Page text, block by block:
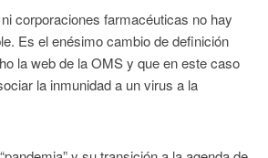
corporaciones farmacéuticas no hay
Es el enésimo cambio de definición
la web de la OMS y que en este caso
la inmunidad a un virus a la